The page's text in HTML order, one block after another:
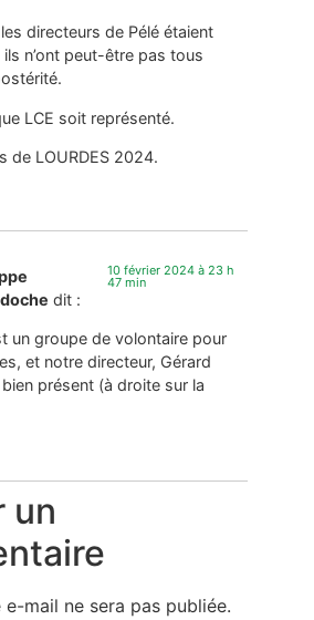
directeurs de Pélé étaient
n’ont peut-être pas tous
LCE soit représenté.
de LOURDES 2024.
dit :
10 février 2024 à 23 h
47 min
un groupe de volontaire pour
et notre directeur, Gérard
présent (à droite sur la
un
mail ne sera pas publiée.